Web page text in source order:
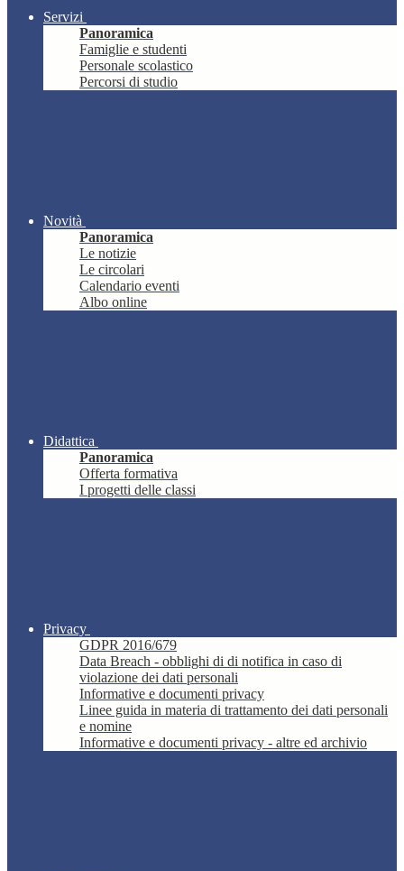
Servizi
Panoramica
Famiglie e studenti
Personale scolastico
Percorsi di studio
Novità
Panoramica
Le notizie
Le circolari
Calendario eventi
Albo online
Didattica
Panoramica
Offerta formativa
I progetti delle classi
Privacy
GDPR 2016/679
Data Breach - obblighi di di notifica in caso di
violazione dei dati personali
Informative e documenti privacy
Linee guida in materia di trattamento dei dati personali
e nomine
Informative e documenti privacy - altre ed archivio